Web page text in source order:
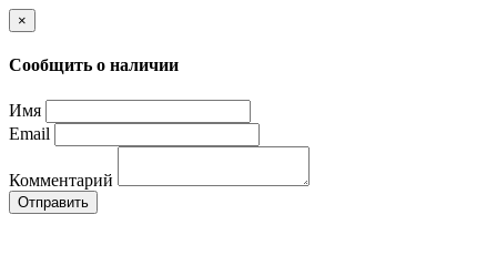
×
Сообщить о наличии
Имя
Email
Комментарий
Отправить